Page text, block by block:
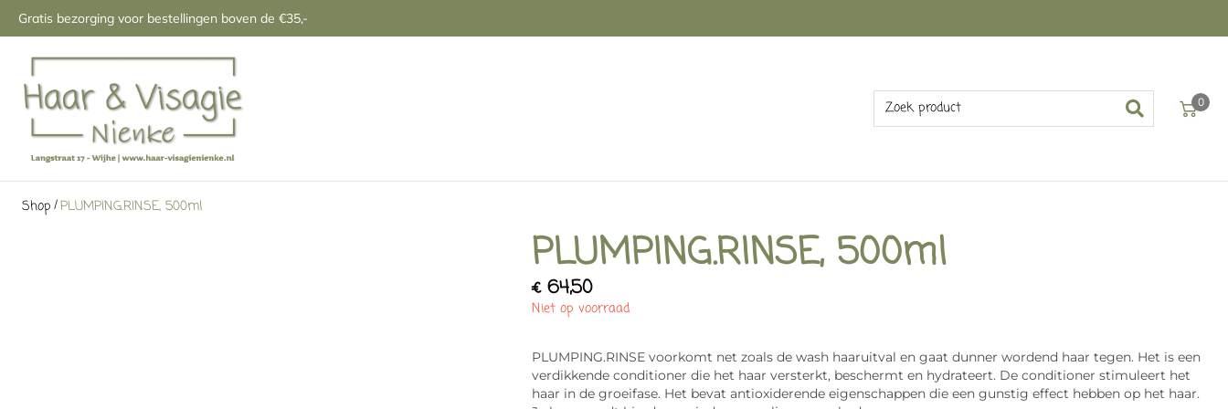
Gratis bezorging voor bestellingen boven de €35,-
0
Shop/PLUMPING.RINSE, 500ml
PLUMPING.RINSE, 500ml
€64,50
Niet op voorraad
PLUMPING.RINSE voorkomt net zoals de wash haaruitval en gaat dunner wordend haar tegen. Het is een
verdikkende conditioner die het haar versterkt, beschermt en hydrateert. De conditioner stimuleert het
haar in de groeifase. Het bevat antioxiderende eigenschappen die een gunstig effect hebben op het haar.